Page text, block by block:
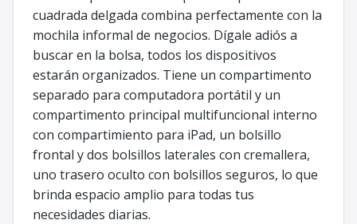
cuadrada delgada combina perfectamente con la
mochila informal de negocios. Dígale adiós a
buscar en la bolsa, todos los dispositivos
estarán organizados. Tiene un compartimento
separado para computadora portátil y un
compartimento principal multifuncional interno
con compartimiento para iPad, un bolsillo
frontal y dos bolsillos laterales con cremallera,
uno trasero oculto con bolsillos seguros, lo que
brinda espacio amplio para todas tus
necesidades diarias.